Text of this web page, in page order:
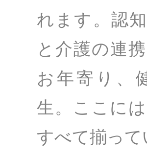
れます。認
と介護の連
お年寄り、
生。ここに
すべて揃って